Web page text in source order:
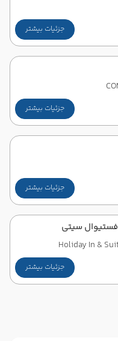
جزئیات بیشتر
جزئیات بیشتر
جزئیات بیشتر
سیتی
Holiday In &
جزئیات بیشتر